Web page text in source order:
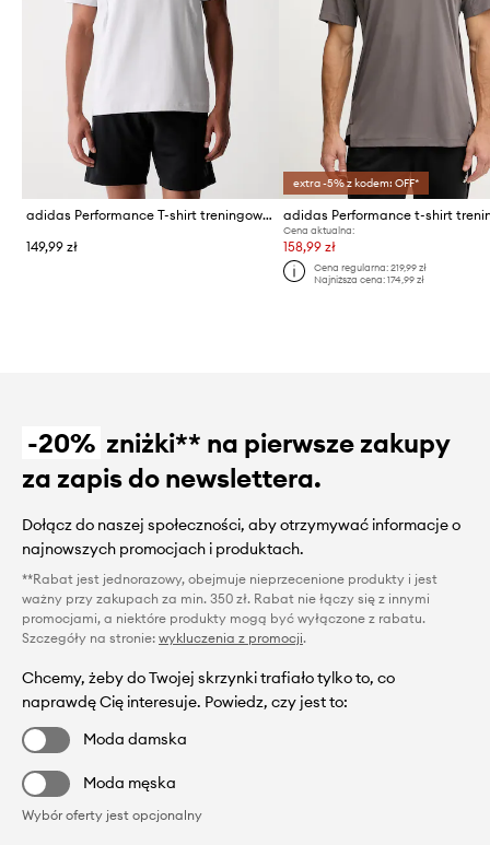
adidas Performance T-shirt treningowy męski z bawełną Tiro Travel
149,99 zł
extra -5% z kodem: OFF*
adidas Performance t-shirt
Cena aktualna:
158,99 zł
Cena regularna: 219,99 zł
Najniższa cena: 174,99 zł
-20% zniżki** na pierwsze zakupy
za zapis do newslettera.
Dołącz do naszej społeczności, aby otrzymywać informacje o
najnowszych promocjach i produktach.
**Rabat jest jednorazowy, obejmuje nieprzecenione produkty i jest
ważny przy zakupach za min. 350 zł. Rabat nie łączy się z innymi
promocjami, a niektóre produkty mogą być wyłączone z rabatu.
Szczegóły na stronie: wykluczenia z promocji.
Chcemy, żeby do Twojej skrzynki trafiało tylko to, co
naprawdę Cię interesuje. Powiedz, czy jest to:
Moda damska
Moda męska
Wybór oferty jest opcjonalny